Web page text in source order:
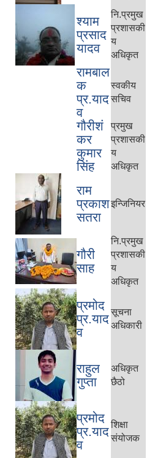
श्याम
प्रसाद
यादव
नि.प्रमुख
प्रशासकी
य
अधिकृत
रामबाल
क
प्र.याद
व
स्वकीय
सचिव
गौरीशं
कर
कुमार
सिंह
प्रमुख
प्रशासकी
य
अधिकृत
राम
प्रकाश
सतरा
इन्जिनियर
गौरी
साह
नि.प्रमुख
प्रशासकी
य
अधिकृत
प्रमोद
प्र.याद
व
सूचना
अधिकारी
राहुल
गुप्ता
अधिकृत
छैठो
प्रमोद
प्र.याद
व
शिक्षा
संयोजक